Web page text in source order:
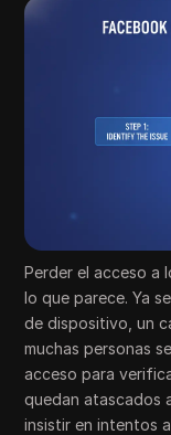
Perder el acceso a
lo que parece. Ya
de dispositivo, un
muchas personas
acceso para
quedan atascados
insistir en intentos